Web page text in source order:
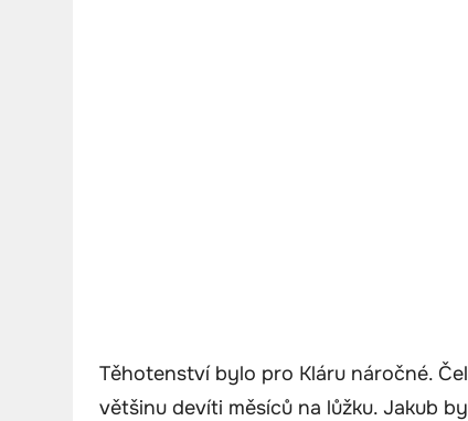
Těhotenství bylo pro Kláru náročné.
většinu devíti měsíců na lůžku. Jakub